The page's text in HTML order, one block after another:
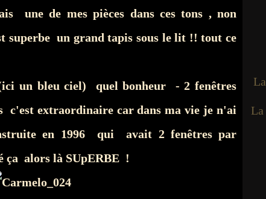
une de mes pièces dans ces tons , non
superbe un grand tapis sous le lit !! tout ce
un bleu ciel) quel bonheur - 2 fenêtres
c'est extraordinaire car dans ma vie je n'ai
en 1996 qui avait 2 fenêtres par
ça alors là SUpERBE !